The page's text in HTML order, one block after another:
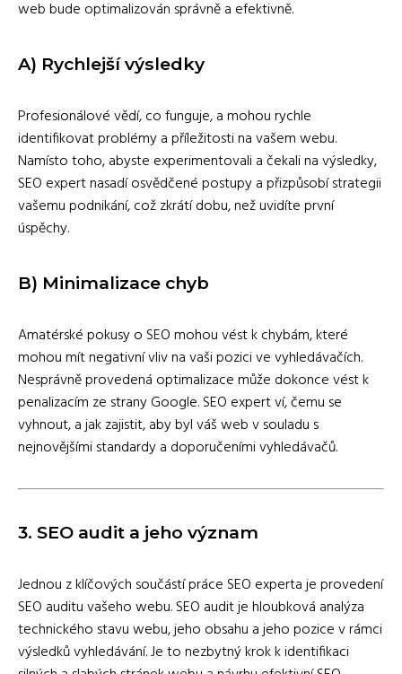
web bude optimalizován správně a efektivně.
A) Rychlejší výsledky
Profesionálové vědí, co funguje, a mohou rychle
identifikovat problémy a příležitosti na vašem webu.
Namísto toho, abyste experimentovali a čekali na výsledky,
SEO expert nasadí osvědčené postupy a přizpůsobí strategii
vašemu podnikání, což zkrátí dobu, než uvidíte první
úspěchy.
B) Minimalizace chyb
Amatérské pokusy o SEO mohou vést k chybám, které
mohou mít negativní vliv na vaši pozici ve vyhledávačích.
Nesprávně provedená optimalizace může dokonce vést k
penalizacím ze strany Google. SEO expert ví, čemu se
vyhnout, a jak zajistit, aby byl váš web v souladu s
nejnovějšími standardy a doporučeními vyhledávačů.
3. SEO audit a jeho význam
Jednou z klíčových součástí práce SEO experta je provedení
SEO auditu vašeho webu. SEO audit je hloubková analýza
technického stavu webu, jeho obsahu a jeho pozice v rámci
výsledků vyhledávání. Je to nezbytný krok k identifikaci